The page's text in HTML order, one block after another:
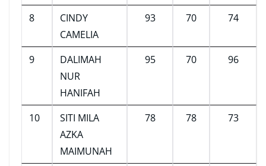
8
CINDY
CAMELIA
93 70 74
9
DALIMAH
NUR
HANIFAH
95 70 96
10
SITI MILA
AZKA
MAIMUNAH
78 78 73